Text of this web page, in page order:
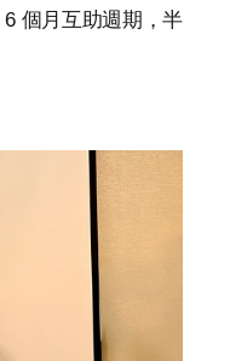
個月互助週期，半